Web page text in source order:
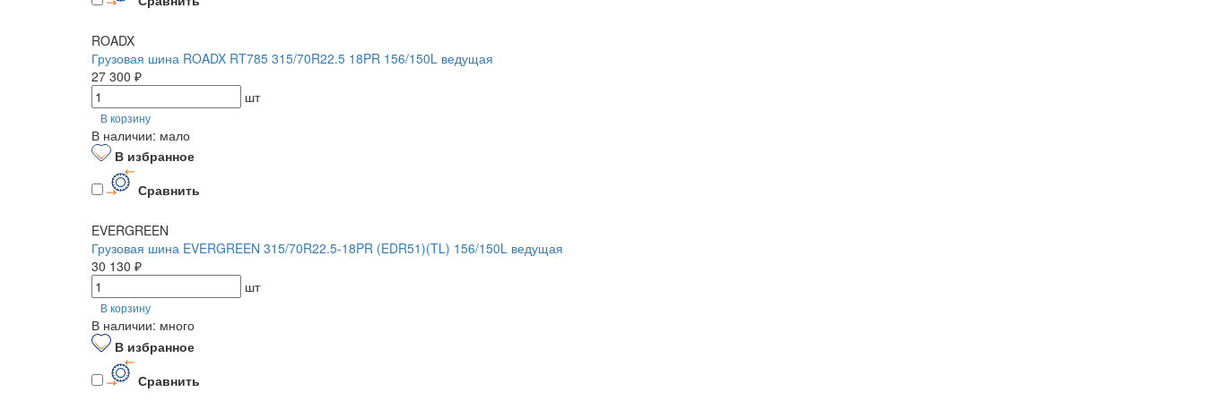
ROADX
Грузовая шина ROADX RT785 315/70R22.5 18PR 156/150L ведущая
27 300 ₽
шт
В корзину
В наличии: мало
В избранное
Сравнить
EVERGREEN
Грузовая шина EVERGREEN 315/70R22.5-18PR (EDR51)(TL) 156/150L ведущая
30 130 ₽
шт
В корзину
В наличии: много
В избранное
Сравнить